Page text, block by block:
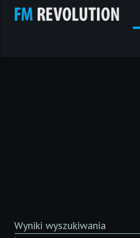
Wyniki wyszukiwania